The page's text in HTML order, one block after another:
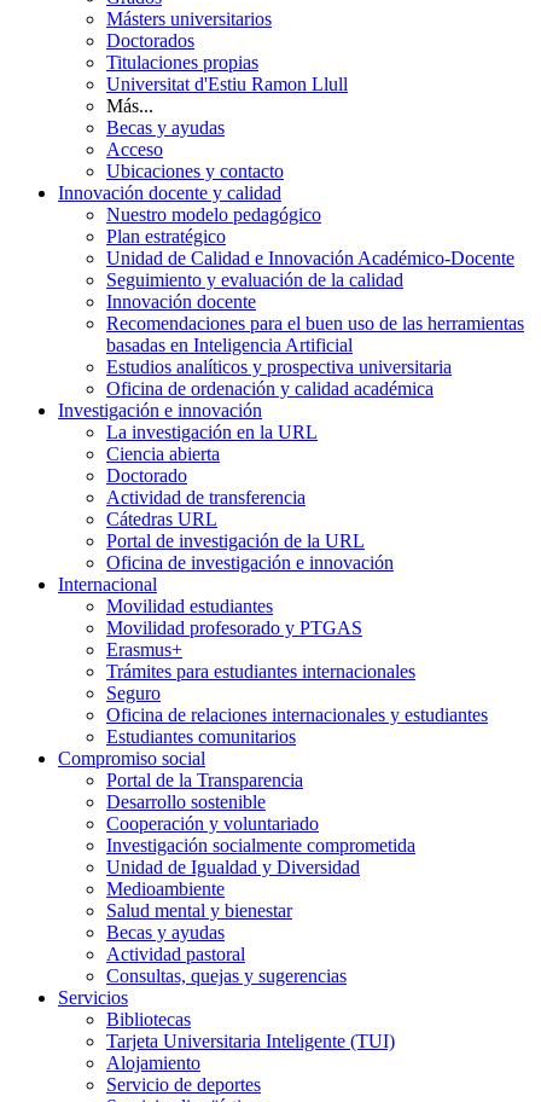
Másters universitarios
Doctorados
Titulaciones propias
Universitat d'Estiu Ramon Llull
Más...
Becas y ayudas
Acceso
Ubicaciones y contacto
Innovación docente y calidad
Nuestro modelo pedagógico
Plan estratégico
Unidad de Calidad e Innovación Académico-Docente
Seguimiento y evaluación de la calidad
Innovación docente
Recomendaciones para el buen uso de las herramientas
basadas en Inteligencia Artificial
Estudios analíticos y prospectiva universitaria
Oficina de ordenación y calidad académica
Investigación e innovación
La investigación en la URL
Ciencia abierta
Doctorado
Actividad de transferencia
Cátedras URL
Portal de investigación de la URL
Oficina de investigación e innovación
Internacional
Movilidad estudiantes
Movilidad profesorado y PTGAS
Erasmus+
Trámites para estudiantes internacionales
Seguro
Oficina de relaciones internacionales y estudiantes
Estudiantes comunitarios
Compromiso social
Portal de la Transparencia
Desarrollo sostenible
Cooperación y voluntariado
Investigación socialmente comprometida
Unidad de Igualdad y Diversidad
Medioambiente
Salud mental y bienestar
Becas y ayudas
Actividad pastoral
Consultas, quejas y sugerencias
Servicios
Bibliotecas
Tarjeta Universitaria Inteligente (TUI)
Alojamiento
Servicio de deportes